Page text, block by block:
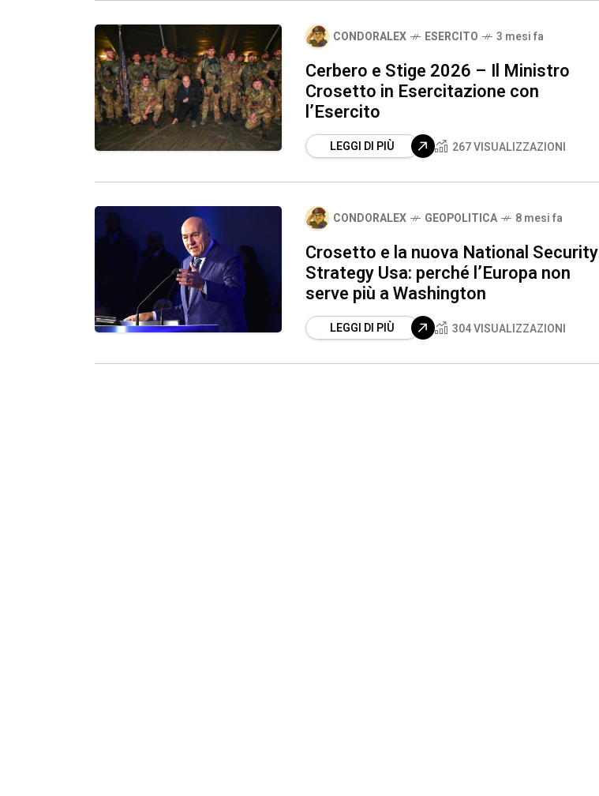
CONDORALEX ESERCITO 3 mesi fa
Cerbero e Stige 2026 – Il Ministro
Crosetto in Esercitazione con
l’Esercito
LEGGI DI PIÙ 267 VISUALIZZAZIONI
CONDORALEX GEOPOLITICA 8 mesi fa
Crosetto e la nuova National Security
Strategy Usa: perché l’Europa non
serve più a Washington
LEGGI DI PIÙ 304 VISUALIZZAZIONI